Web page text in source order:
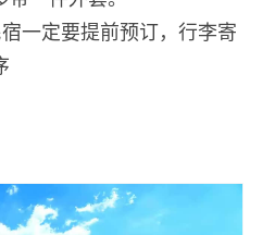
一定要提前预订，行李寄